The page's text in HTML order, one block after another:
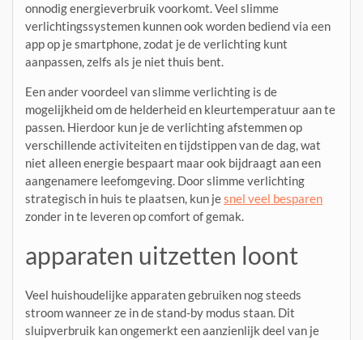
onnodig energieverbruik voorkomt. Veel slimme
verlichtingssystemen kunnen ook worden bediend via een
app op je smartphone, zodat je de verlichting kunt
aanpassen, zelfs als je niet thuis bent.
Een ander voordeel van slimme verlichting is de
mogelijkheid om de helderheid en kleurtemperatuur aan te
passen. Hierdoor kun je de verlichting afstemmen op
verschillende activiteiten en tijdstippen van de dag, wat
niet alleen energie bespaart maar ook bijdraagt aan een
aangenamere leefomgeving. Door slimme verlichting
strategisch in huis te plaatsen, kun jesnel veel besparen
zonder in te leveren op comfort of gemak.
apparaten uitzetten loont
Veel huishoudelijke apparaten gebruiken nog steeds
stroom wanneer ze in de stand-by modus staan. Dit
sluipverbruik kan ongemerkt een aanzienlijk deel van je